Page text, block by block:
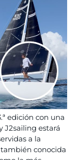
edición con una
J2sailing estará
a la
también conocida